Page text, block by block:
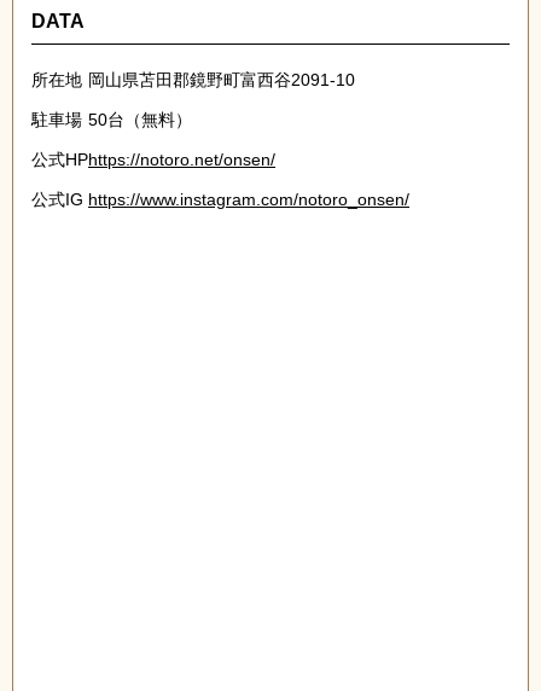
DATA
所在地 岡山県苫田郡鏡野町富西谷2091-10
駐車場 50台（無料）
公式HPhttps://notoro.net/onsen/
公式IG https://www.instagram.com/notoro_onsen/